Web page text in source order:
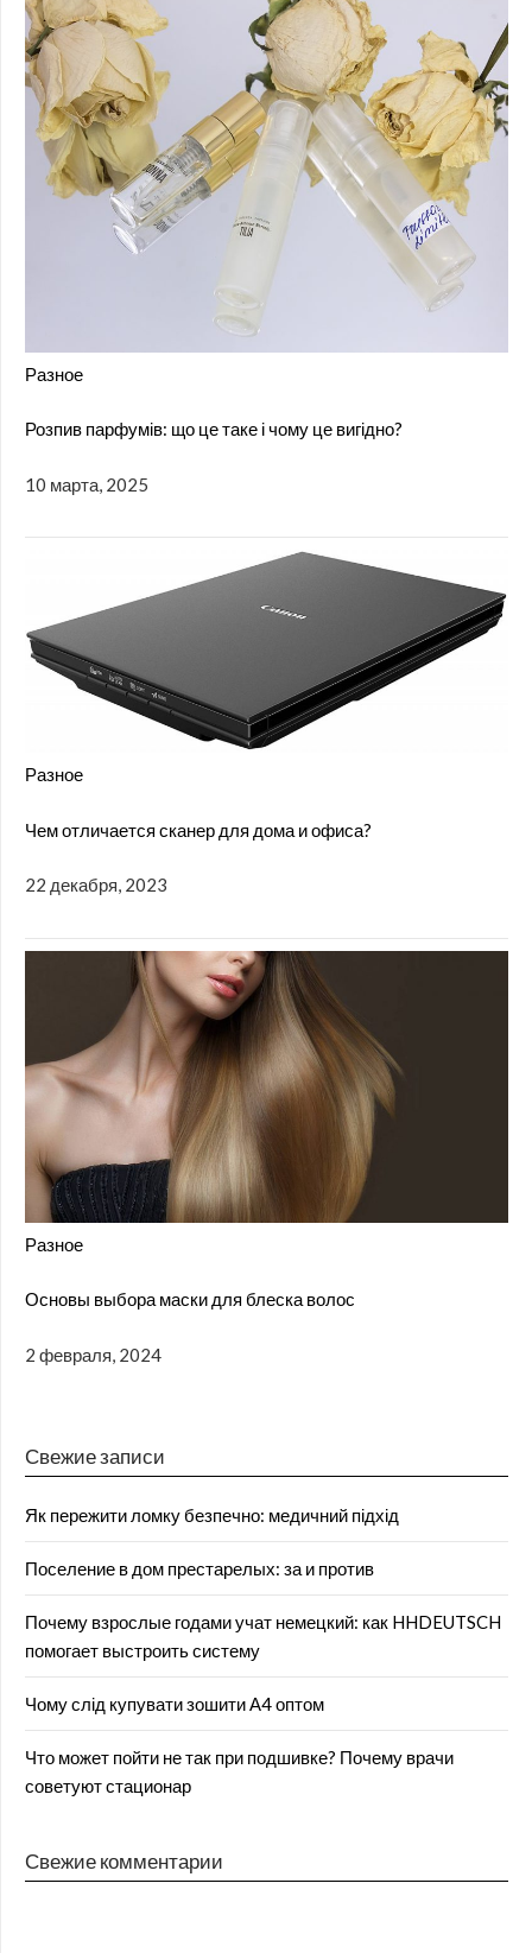
Разное
Розпив парфумів: що це таке і чому це вигідно?
10 марта, 2025
Разное
Чем отличается сканер для дома и офиса?
22 декабря, 2023
Разное
Основы выбора маски для блеска волос
2 февраля, 2024
Свежие записи
Як пережити ломку безпечно: медичний підхід
Поселение в дом престарелых: за и против
Почему взрослые годами учат немецкий: как HHDEUTSCH
помогает выстроить систему
Чому слід купувати зошити А4 оптом
Что может пойти не так при подшивке? Почему врачи
советуют стационар
Свежие комментарии